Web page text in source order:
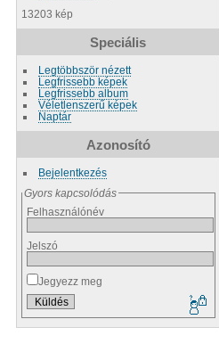
13203 kép
Speciális
Legtöbbször nézett
Legfrissebb képek
Legfrissebb album
Véletlenszerű képek
Naptár
Azonosító
Bejelentkezés
Gyors kapcsolódás
Felhasználónév
Jelszó
Jegyezz meg